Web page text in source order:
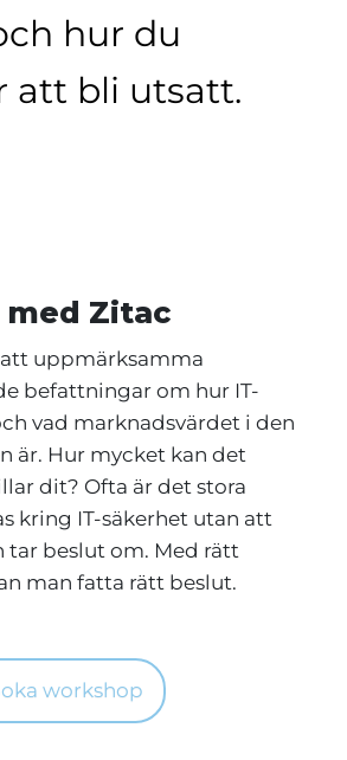
hur du
att bli utsatt.
Zitac
uppmärksamma
befattningar om hur IT-
vad marknadsvärdet i den
är. Hur mycket kan det
dit? Ofta är det stora
kring IT-säkerhet utan att
tar beslut om. Med rätt
man fatta rätt beslut.
workshop